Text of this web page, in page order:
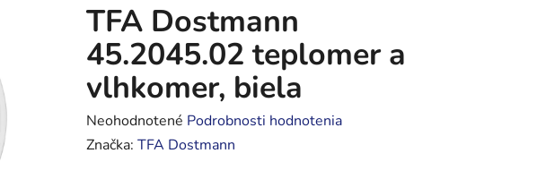
TFA Dostmann
45.2045.02 teplomer a
vlhkomer, biela
Priemerné
hodnotenie
Neohodnotené Podrobnosti hodnotenia
Značka: TFA Dostmann